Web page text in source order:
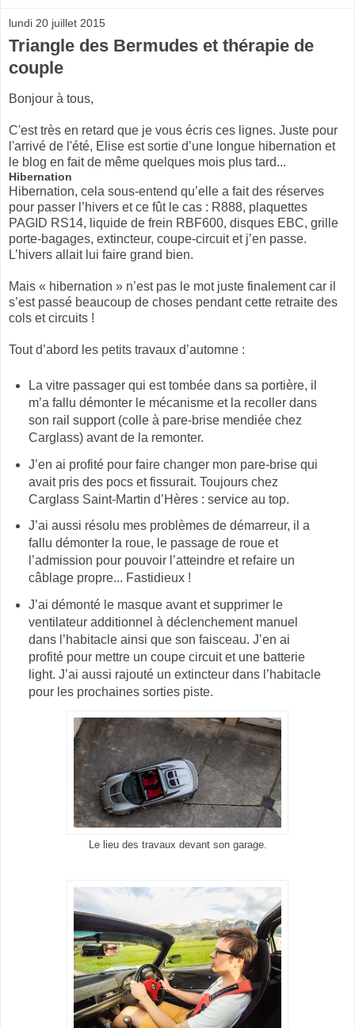
lundi 20 juillet 2015
Triangle des Bermudes et thérapie de
couple
Bonjour à tous,
C'est très en retard que je vous écris ces lignes. Juste pour
l'arrivé de l'été, Elise est sortie d’une longue hibernation et
le blog en fait de même quelques mois plus tard...
Hibernation
Hibernation, cela sous-entend qu’elle a fait des réserves
pour passer l’hivers et ce fût le cas : R888, plaquettes
PAGID RS14, liquide de frein RBF600, disques EBC, grille
porte-bagages, extincteur, coupe-circuit et j’en passe.
L’hivers allait lui faire grand bien.
Mais « hibernation » n’est pas le mot juste finalement car il
s’est passé beaucoup de choses pendant cette retraite des
cols et circuits !
Tout d’abord les petits travaux d’automne :
La vitre passager qui est tombée dans sa portière, il
m’a fallu démonter le mécanisme et la recoller dans
son rail support (colle à pare-brise mendiée chez
Carglass) avant de la remonter.
J’en ai profité pour faire changer mon pare-brise qui
avait pris des pocs et fissurait. Toujours chez
Carglass Saint-Martin d’Hères : service au top.
J’ai aussi résolu mes problèmes de démarreur, il a
fallu démonter la roue, le passage de roue et
l’admission pour pouvoir l’atteindre et refaire un
câblage propre... Fastidieux !
J’ai démonté le masque avant et supprimer le
ventilateur additionnel à déclenchement manuel
dans l’habitacle ainsi que son faisceau. J’en ai
profité pour mettre un coupe circuit et une batterie
light. J’ai aussi rajouté un extincteur dans l’habitacle
pour les prochaines sorties piste.
Le lieu des travaux devant son garage.